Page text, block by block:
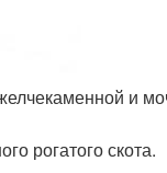
и
рогатого скота.